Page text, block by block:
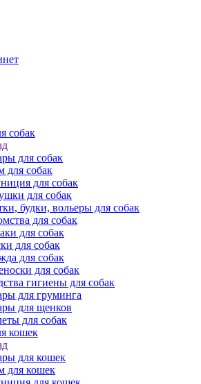
собак
для собак
для собак
для собак
для собак
будки, вольеры для собак
для собак
для собак
для собак
для собак
для собак
гигиены для собак
для груминга
для щенков
для собак
кошек
для кошек
для кошек